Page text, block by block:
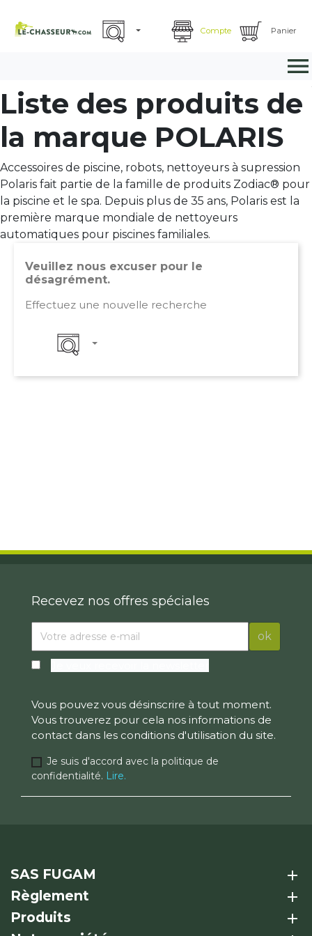
Compte Panier

Liste des produits de
la marque POLARIS
Accessoires de piscine, robots, nettoyeurs à supression
Polaris fait partie de la famille de produits Zodiac® pour
la piscine et le spa. Depuis plus de 35 ans, Polaris est la
première marque mondiale de nettoyeurs
automatiques pour piscines familiales.
Veuillez nous excuser pour le
désagrément.
Effectuez une nouvelle recherche
Recevez nos offres spéciales
Vous pouvez vous désinscrire à tout moment.
Vous trouverez pour cela nos informations de
contact dans les conditions d'utilisation du site.
Je suis d'accord avec la politique de
confidentialité. Lire.
SAS FUGAM
add
Règlement
add
Produits
add